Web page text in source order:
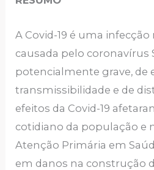
A Covid-19 é uma
causada pelo coronavírus
potencialmente grave, de
transmissibilidade e de
efeitos da Covid-19
cotidiano da população e
Atenção Primária em
em danos na construção